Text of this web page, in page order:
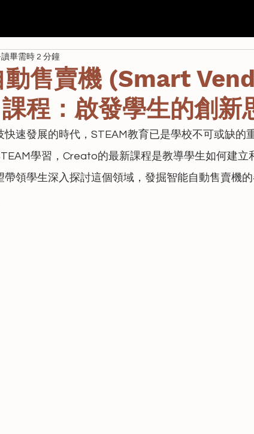
動售賣機 (Smart
程：啟發學生的創新
讀畢需時 2 分鐘
速發展的時代，STEAM教育已是學校不可或缺的
學習，Creato的最新課程是教導學生如何建立
帶領學生深入探討這個領域，發掘智能自動售賣機